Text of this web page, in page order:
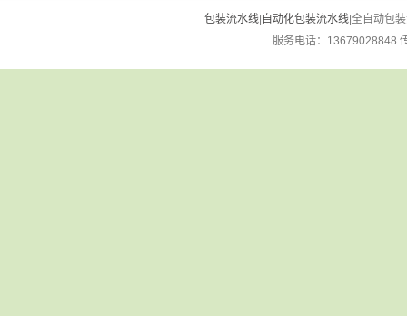
包装流水线 自动化包装流水线 |全自动包
服务电话：13679028848